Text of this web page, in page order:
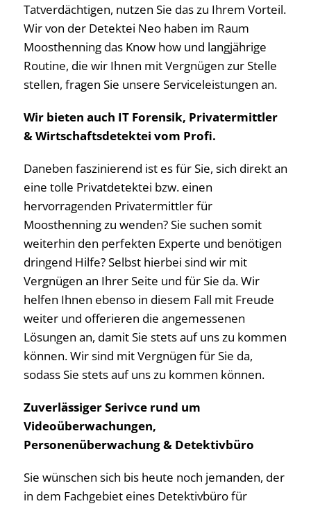
Tatverdächtigen, nutzen Sie das zu Ihrem Vorteil.
Wir von der Detektei Neo haben im Raum
Moosthenning das Know how und langjährige
Routine, die wir Ihnen mit Vergnügen zur Stelle
stellen, fragen Sie unsere Serviceleistungen an.
Wir bieten auch IT Forensik, Privatermittler
& Wirtschaftsdetektei vom Profi.
Daneben faszinierend ist es für Sie, sich direkt an
eine tolle Privatdetektei bzw. einen
hervorragenden Privatermittler für
Moosthenning zu wenden? Sie suchen somit
weiterhin den perfekten Experte und benötigen
dringend Hilfe? Selbst hierbei sind wir mit
Vergnügen an Ihrer Seite und für Sie da. Wir
helfen Ihnen ebenso in diesem Fall mit Freude
weiter und offerieren die angemessenen
Lösungen an, damit Sie stets auf uns zu kommen
können. Wir sind mit Vergnügen für Sie da,
sodass Sie stets auf uns zu kommen können.
Zuverlässiger Serivce rund um
Videoüberwachungen,
Personenüberwachung & Detektivbüro
Sie wünschen sich bis heute noch jemanden, der
in dem Fachgebiet eines Detektivbüro für